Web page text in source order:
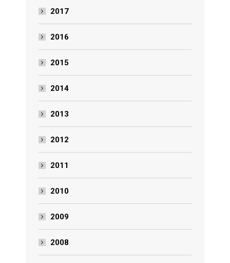
2017
2016
2015
2014
2013
2012
2011
2010
2009
2008